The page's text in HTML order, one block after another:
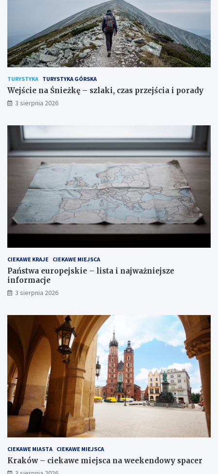
TURYSTYKA TURYSTYKA GÓRSKA
Wejście na Śnieżkę – szlaki, czas przejścia i porady
3 sierpnia 2026
CIEKAWE KRAJE CIEKAWE MIEJSCA
Państwa europejskie – lista i najważniejsze
informacje
3 sierpnia 2026
CIEKAWE MIASTA CIEKAWE MIEJSCA
Kraków – ciekawe miejsca na weekendowy spacer